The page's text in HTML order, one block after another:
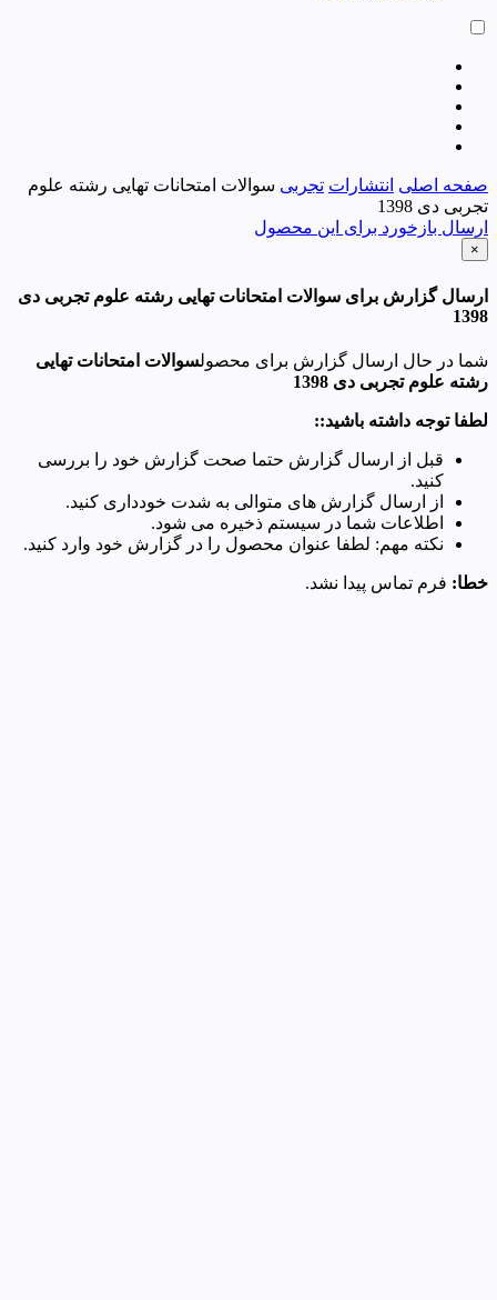
صفحه اصلی انتشارات تجربی سوالات امتحانات تهایی رشته علوم
تجربی دی 1398
ارسال بازخورد برای این محصول
×
ارسال گزارش برای سوالات امتحانات تهایی رشته علوم تجربی دی
1398
شما در حال ارسال گزارش برای محصولسوالات امتحانات تهایی
رشته علوم تجربی دی 1398
لطفا توجه داشته باشید::
قبل از ارسال گزارش حتما صحت گزارش خود را بررسی
کنید.
از ارسال گزارش های متوالی به شدت خودداری کنید.
اطلاعات شما در سیستم ذخیره می شود.
نکته مهم: لطفا عنوان محصول را در گزارش خود وارد کنید.
خطا: فرم تماس پیدا نشد.